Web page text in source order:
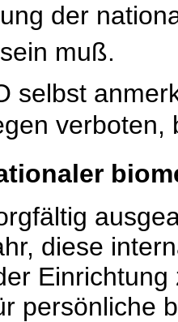
der
muß.
selbst
diese
persönliche